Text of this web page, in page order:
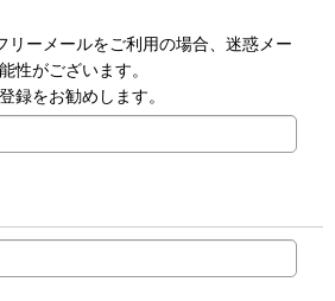
リーメールをご利用の場合、迷惑メー
性がございます。
録をお勧めします。